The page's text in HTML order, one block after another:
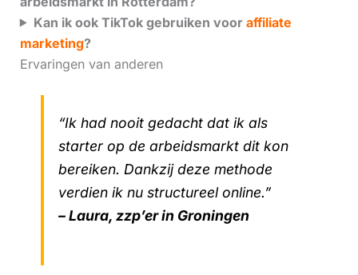
Kan ik ook TikTok gebruiken voor affiliate
marketing?
Ervaringen van anderen
“Ik had nooit gedacht dat ik als
starter op de arbeidsmarkt dit kon
bereiken. Dankzij deze methode
verdien ik nu structureel online.”
– Laura, zzp’er in Groningen